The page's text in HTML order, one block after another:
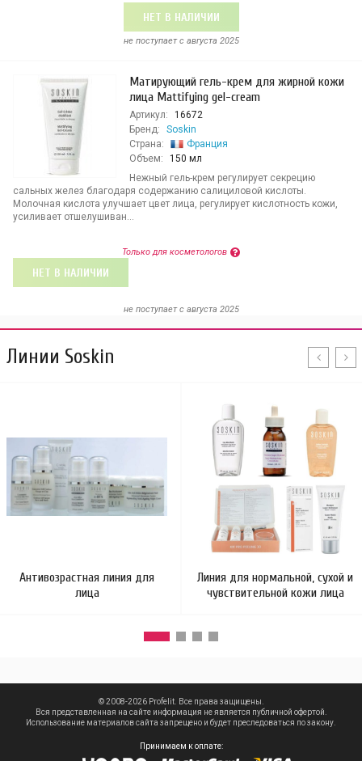
НЕТ В НАЛИЧИИ
не поступает c августа 2025
Матирующий гель-крем для жирной кожи
лица Mattifying gel-cream
Артикул:
16672
Бренд:
Soskin
Страна:
Франция
Объем:
150 мл
Нежный гель-крем регулирует секрецию
сальных желез благодаря содержанию салициловой кислоты.
Молочная кислота улучшает цвет лица, регулирует кислотность кожи,
усиливает отшелушиван...
Только для косметологов
НЕТ В НАЛИЧИИ
не поступает c августа 2025
Линии Soskin
Антивозрастная линия для
лица
Линия для нормальной, сухой и
чувствительной кожи лица
© 2008-2026 Profelit. Все права защищены.
Вся представленная на сайте информация не является публичной офертой.
Использование материалов сайта запрещено и будет преследоваться по закону.
Принимаем к оплате: